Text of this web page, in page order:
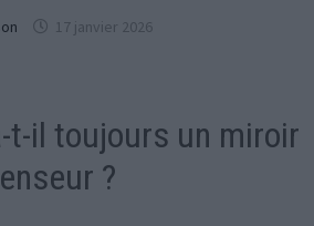
17 janvier 2026
t-il toujours un miroir
?